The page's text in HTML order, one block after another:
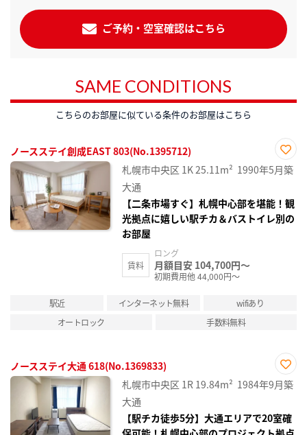
ご予約・空室確認はこちら
SAME CONDITIONS
こちらのお部屋に似ている条件のお部屋はこちら
ノースステイ創成EAST 803(No.1395712)
お気
に入
札幌市中央区 1K25.11m² 1990年5月築
大通
【二条市場すぐ】札幌中心部を堪能！観
光拠点に嬉しい駅チカ＆バストイレ別の
お部屋
賃料
ロング
月額目安 104,700円～
初期費用他 44,000円～
駅近 インターネット無料
wifiあり
オートロック
手数料無料
ノースステイ大通 618(No.1369833)
お気
に入
札幌市中央区 1R 19.84m² 1984年9月築
大通
【駅チカ徒歩5分】大通エリアで20室確